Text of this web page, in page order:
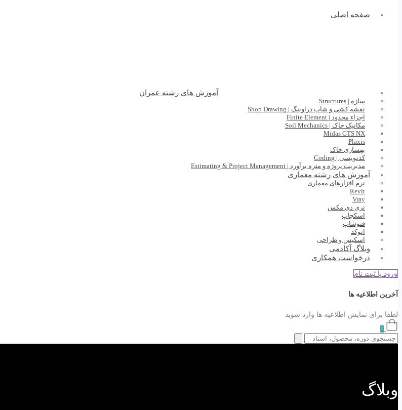
صفحه اصلی
آموزش های رشته عمران
سازه | Structures
نقشه کشی و شاپ دراوینگ | Shop Drawing
اجزاء محدود | Finite Element
مکانیک خاک | Soil Mechanics
Midas GTS NX
Plaxis
بهسازی خاک
کدنویسی | Coding
مدیریت پروژه و متره برآورد | Estimating & Project Management
آموزش های رشته معماری
نرم افزارهای معماری
Revit
Vray
تری دی مکس
اسکچاپ
فتوشاپ
اتوکد
اسکیس و طراحی
وبلاگ آکادمی
درخواست همکاری
ورود یا ثبت نام
آخرین اطلاعیه ها
لطفا برای نمایش اطلاعیه ها وارد شوید
0
وبلاگ